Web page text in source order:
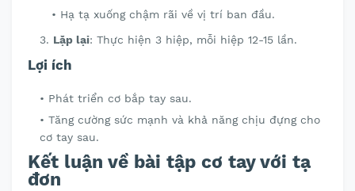
Hạ tạ xuống chậm rãi về vị trí ban đầu.
Lặp lại: Thực hiện 3 hiệp, mỗi hiệp 12-15 lần.
Lợi ích
Phát triển cơ bắp tay sau.
Tăng cường sức mạnh và khả năng chịu đựng cho
cơ tay sau.
Kết luận về bài tập cơ tay với tạ
đơn